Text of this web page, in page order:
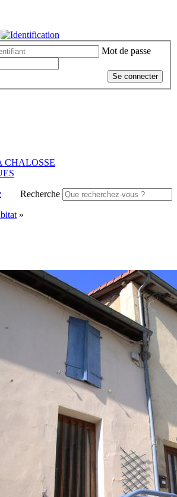
Mot de passe
Se connecter
CHALOSSE
Recherche
»